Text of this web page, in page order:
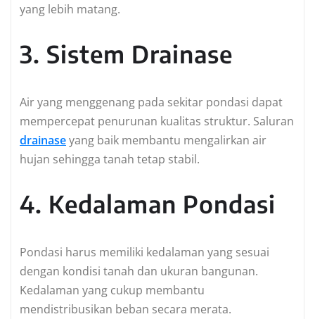
yang lebih matang.
3. Sistem Drainase
Air yang menggenang pada sekitar pondasi dapat
mempercepat penurunan kualitas struktur. Saluran
drainaseyang baik membantu mengalirkan air
hujan sehingga tanah tetap stabil.
4. Kedalaman Pondasi
Pondasi harus memiliki kedalaman yang sesuai
dengan kondisi tanah dan ukuran bangunan.
Kedalaman yang cukup membantu
mendistribusikan beban secara merata.